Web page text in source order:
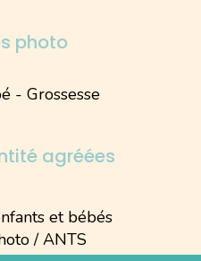
photo
- Grossesse
agréées
et bébés
/ ANTS